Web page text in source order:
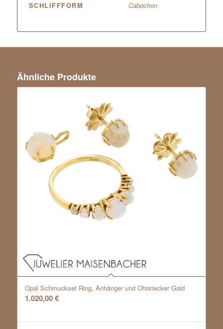
SCHLIFFFORM
Cabochon
Ähnliche Produkte
Opal Schmuckset Ring, Anhänger und Ohrstecker Gold
1.020,00€